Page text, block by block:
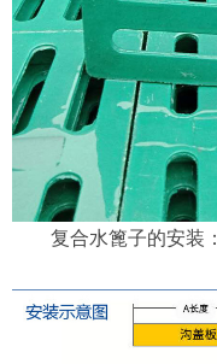
复合水篦子的安装：